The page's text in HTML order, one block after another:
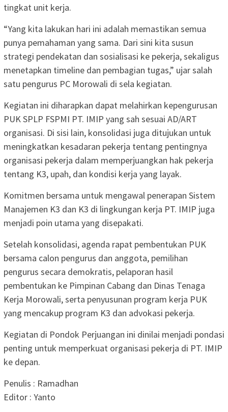
tingkat unit kerja.
“Yang kita lakukan hari ini adalah memastikan semua
punya pemahaman yang sama. Dari sini kita susun
strategi pendekatan dan sosialisasi ke pekerja, sekaligus
menetapkan timeline dan pembagian tugas,” ujar salah
satu pengurus PC Morowali di sela kegiatan.
Kegiatan ini diharapkan dapat melahirkan kepengurusan
PUK SPLP FSPMI PT. IMIP yang sah sesuai AD/ART
organisasi. Di sisi lain, konsolidasi juga ditujukan untuk
meningkatkan kesadaran pekerja tentang pentingnya
organisasi pekerja dalam memperjuangkan hak pekerja
tentang K3, upah, dan kondisi kerja yang layak.
Komitmen bersama untuk mengawal penerapan Sistem
Manajemen K3 dan K3 di lingkungan kerja PT. IMIP juga
menjadi poin utama yang disepakati.
Setelah konsolidasi, agenda rapat pembentukan PUK
bersama calon pengurus dan anggota, pemilihan
pengurus secara demokratis, pelaporan hasil
pembentukan ke Pimpinan Cabang dan Dinas Tenaga
Kerja Morowali, serta penyusunan program kerja PUK
yang mencakup program K3 dan advokasi pekerja.
Kegiatan di Pondok Perjuangan ini dinilai menjadi pondasi
penting untuk memperkuat organisasi pekerja di PT. IMIP
ke depan.
Penulis : Ramadhan
Editor : Yanto